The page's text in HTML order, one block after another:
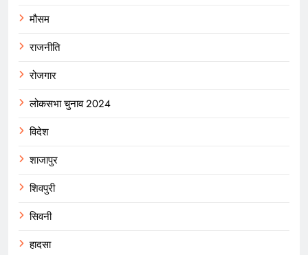
मौसम
राजनीति
रोजगार
लोकसभा चुनाव 2024
विदेश
शाजापुर
शिवपुरी
सिवनी
हादसा